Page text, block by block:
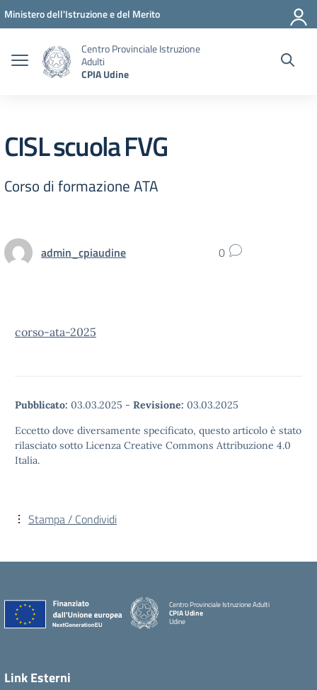
Vai ai contenuti
Vai al menu di navigazione
Vai al footer
Ministero dell'Istruzione e del Merito
Centro Provinciale Istruzione
Adulti
CPIA Udine
CISL scuola FVG
Corso di formazione ATA
admin_cpiaudine 0
corso-ata-2025
Pubblicato: 03.03.2025 - Revisione: 03.03.2025
Eccetto dove diversamente specificato, questo articolo è stato
rilasciato sotto Licenza Creative Commons Attribuzione 4.0
Italia.
Stampa / Condividi
Centro Provinciale Istruzione Adulti
CPIA Udine
Udine
Link Esterni